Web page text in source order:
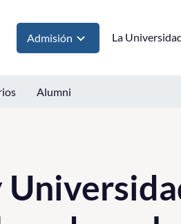
Admisión La
Alumni